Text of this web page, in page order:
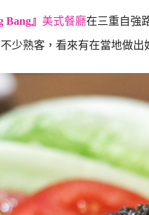
Bang』 美式餐廳在三重自強
少熟客，看來有在當地做出